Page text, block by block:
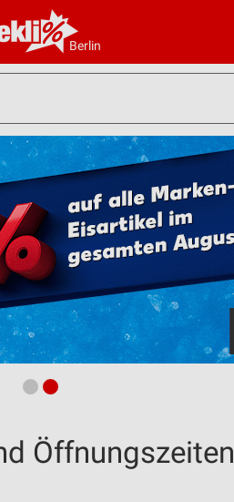
Berlin
Öffnungszeiten